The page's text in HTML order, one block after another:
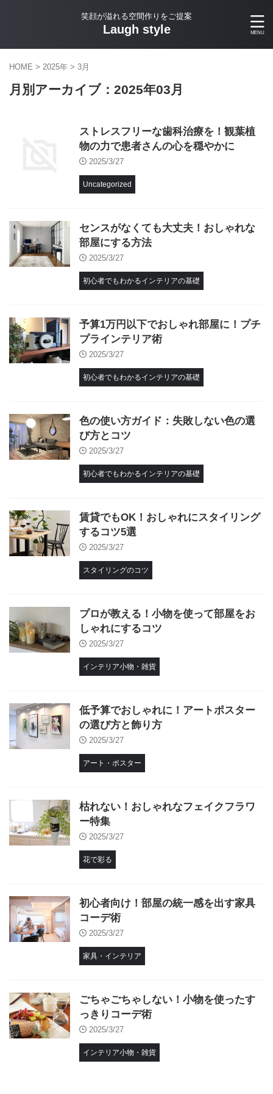
笑顔が溢れる空間作りをご提案
Laugh style
HOME > 2025年 > 3月
月別アーカイブ：2025年03月
ストレスフリーな歯科治療を！観葉植
物の力で患者さんの心を穏やかに
2025/3/27
Uncategorized
センスがなくても大丈夫！おしゃれな
部屋にする方法
2025/3/27
初心者でもわかるインテリアの基礎
予算1万円以下でおしゃれ部屋に！プチ
プラインテリア術
2025/3/27
初心者でもわかるインテリアの基礎
色の使い方ガイド：失敗しない色の選
び方とコツ
2025/3/27
初心者でもわかるインテリアの基礎
賃貸でもOK！おしゃれにスタイリング
するコツ5選
2025/3/27
スタイリングのコツ
プロが教える！小物を使って部屋をお
しゃれにするコツ
2025/3/27
インテリア小物・雑貨
低予算でおしゃれに！アートポスター
の選び方と飾り方
2025/3/27
アート・ポスター
枯れない！おしゃれなフェイクフラワ
ー特集
2025/3/27
花で彩る
初心者向け！部屋の統一感を出す家具
コーデ術
2025/3/27
家具・インテリア
ごちゃごちゃしない！小物を使ったす
っきりコーデ術
2025/3/27
インテリア小物・雑貨